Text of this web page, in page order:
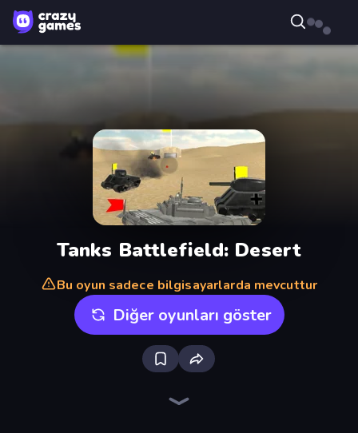
Tanks Battlefield: Desert
Bu oyun sadece bilgisayarlarda mevcuttur
Diğer oyunları göster